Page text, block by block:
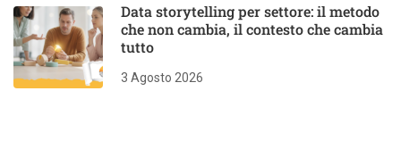
Data storytelling per settore: il metodo
che non cambia, il contesto che cambia
tutto
3 Agosto 2026